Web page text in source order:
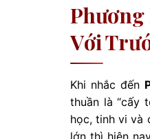
Phương
Với
Khi nhắc đến
thuần là “cấy
học, tinh vi và
lớn thì hiện